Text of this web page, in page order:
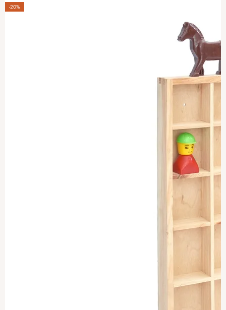
-20%